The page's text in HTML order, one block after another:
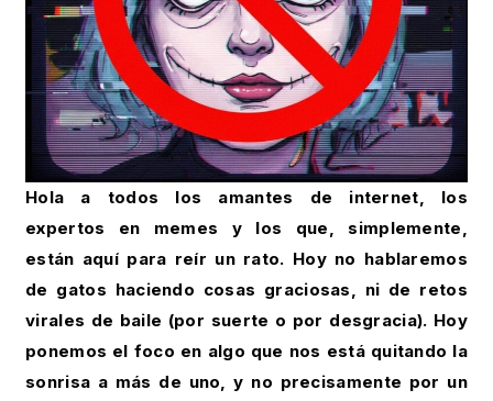
Hola a todos los amantes de internet, los
expertos en memes y los que, simplemente,
están aquí para reír un rato. Hoy no hablaremos
de gatos haciendo cosas graciosas, ni de retos
virales de baile (por suerte o por desgracia). Hoy
ponemos el foco en algo que nos está quitando la
sonrisa a más de uno, y no precisamente por un